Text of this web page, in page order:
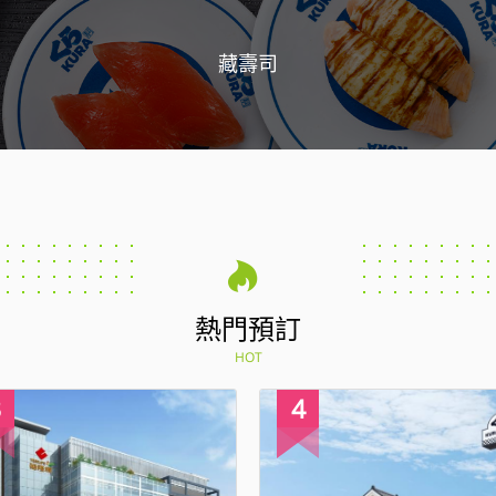
藏壽司
熱門預訂
HOT
1